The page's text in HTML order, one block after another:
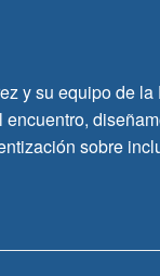
y su equipo de
sobre